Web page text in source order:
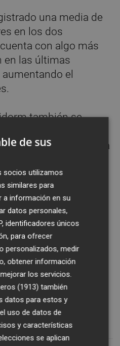
una media de
en los dos
con algo más
en las últimas
el
también se
satisfecho por la
pertenecientes a
la provincia de
se desplazaron en
de origen.
el Benidorm es el
de Alicante" y
gracias a la
de Zupo
mucha más
insistió, "es de
reto "pelear por
de sus
socios utilizamos
similares para
a información en su
datos personales,
identificadores únicos
para ofrecer
personalizados, medir
obtener información
los servicios.
(1913) también
datos para estos y
uso de datos de
y características
se aplican